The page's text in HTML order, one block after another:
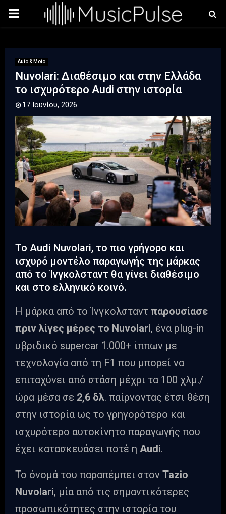
PRIMARY
Auto & Moto
Nuvolari: Διαθέσιμο και στην Ελλάδα
το ισχυρότερο Audi στην ιστορία
17 Ιουνίου, 2026
To Audi Nuvolari, το πιο γρήγορο και
ισχυρό μοντέλο παραγωγής της μάρκας
από το Ίνγκολσταντ θα γίνει διαθέσιμο
και στο ελληνικό κοινό.
Η μάρκα από το Ίνγκολσταντ παρουσίασε
πριν λίγες μέρες το Nuvolari, ένα plug-in
υβριδικό supercar 1.000+ ίππων με
τεχνολογία από τη F1 που μπορεί να
επιταχύνει από στάση μέχρι τα 100 χλμ./
ώρα μέσα σε 2,6 δλ. παίρνοντας έτσι θέση
στην ιστορία ως το γρηγορότερο και
ισχυρότερο αυτοκίνητο παραγωγής που
έχει κατασκευάσει ποτέ η Audi.
To όνομά του παραπέμπει στον Tazio
Nuvolari, μία από τις σημαντικότερες
προσωπικότητες στην ιστορία του